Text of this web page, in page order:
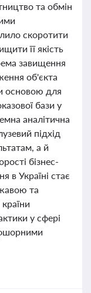
та обмін
скоротити
її якість
завищення
об'єкта
основою для
бази у
аналітична
підхід
а й
бізнес-
в Україні стає
та
у сфері